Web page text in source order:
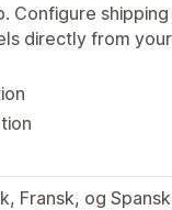
Configure
directly from
Fransk, og Spansk